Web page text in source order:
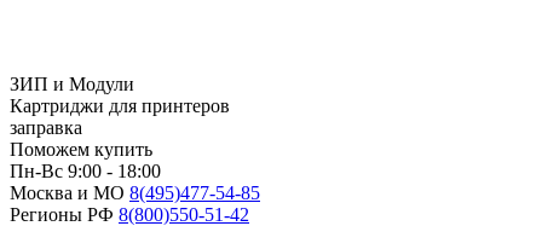
ЗИП и Модули
Картриджи для принтеров
заправка
Поможем купить
Пн-Вс 9:00 - 18:00
Москва и МО 8(495)477-54-85
Регионы РФ 8(800)550-51-42